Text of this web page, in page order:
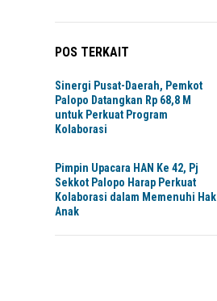
POS TERKAIT
Sinergi Pusat-Daerah, Pemkot
Palopo Datangkan Rp 68,8 M
untuk Perkuat Program
Kolaborasi
Pimpin Upacara HAN Ke 42, Pj
Sekkot Palopo Harap Perkuat
Kolaborasi dalam Memenuhi Hak
Anak